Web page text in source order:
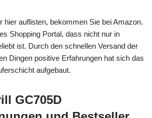
hier auflisten, bekommen Sie bei Amazon.
Shopping Portal, dass nicht nur in
ist. Durch den schnellen Versand der
Dingen positive Erfahrungen hat sich das
aufgebaut.
GC705D